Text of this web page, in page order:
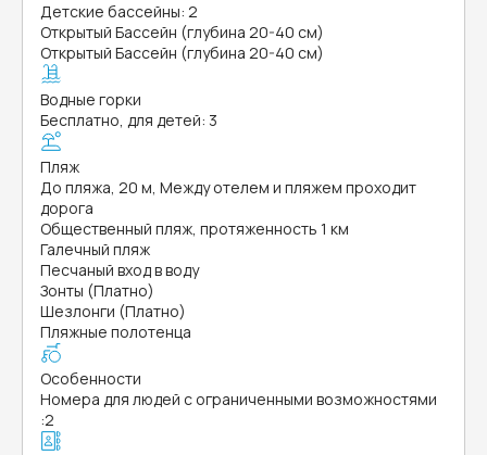
Детские бассейны: 2
Открытый Бассейн (глубина 20-40 см)
Открытый Бассейн (глубина 20-40 см)
Водные горки
Бесплатно, для детей: 3
Пляж
До пляжа, 20 м, Между отелем и пляжем проходит
дорога
Общественный пляж, протяженность 1 км
Галечный пляж
Песчаный вход в воду
Зонты (Платно)
Шезлонги (Платно)
Пляжные полотенца
Особенности
Номера для людей с ограниченными возможностями
:2